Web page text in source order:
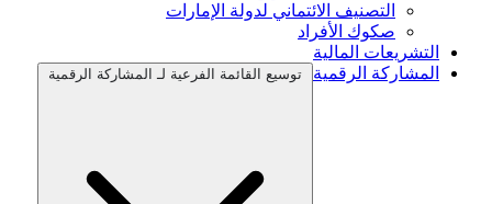
التصنيف الائتماني لدولة الإمارات
صكوك الأفراد
التشريعات المالية
المشاركة الرقمية
توسيع القائمة الفرعية لـ المشاركة الرقمية